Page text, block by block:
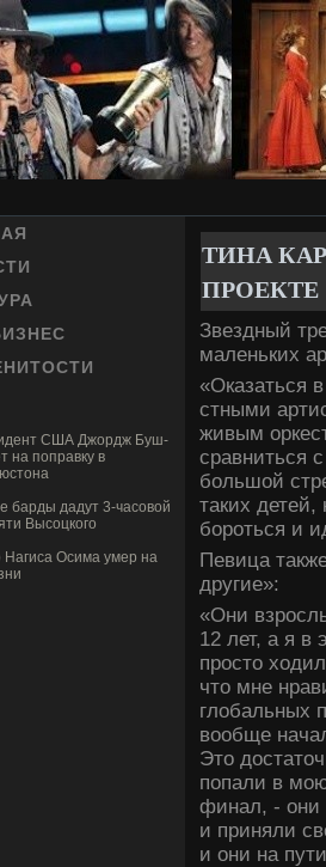
США Джордж Буш-
на поправку в
барды дадут 3-часовой
Высоцкого
Нагиса Осима умер на
ТИНА
Зве­здный
маленьких
«Оказаться
стными
живым
сравниться
большой
таких
бороться и
Певица
другие»:
«Они
12 лет, а я в
просто
что мне
глобальных
вообще
Это
попали в
финал, - они
и приняли
и они на